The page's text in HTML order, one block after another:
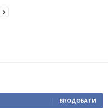
ВПОДОБАТИ